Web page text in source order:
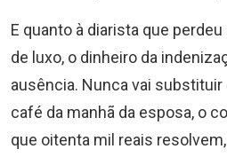
E quanto à diarista que
de luxo, o dinheiro da
ausência. Nunca vai substituir
café da manhã da esposa, o
que oitenta mil reais